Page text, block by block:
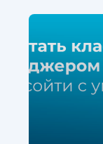
уникальный